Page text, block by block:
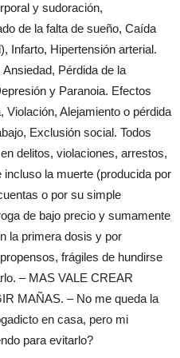
y sudoración,
de la falta de sueño, Caída
Infarto, Hipertensión arterial.
Pérdida de la
y Paranoia. Efectos
Alejamiento o pérdida
Exclusión social. Todos
delitos, violaciones, arrestos,
la muerte (producida por
o por su simple
de bajo precio y sumamente
la primera dosis y por
frágiles de hundirse
– MAS VALE CREAR
MAÑAS. – No me queda la
en casa, pero mi
para evitarlo?